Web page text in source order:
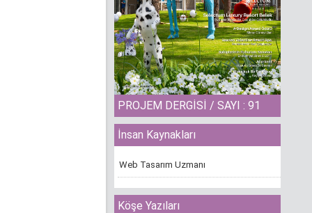
PROJEM DERGİSİ / SAYI : 91
İnsan Kaynakları
Web Tasarım Uzmanı
Köşe Yazıları